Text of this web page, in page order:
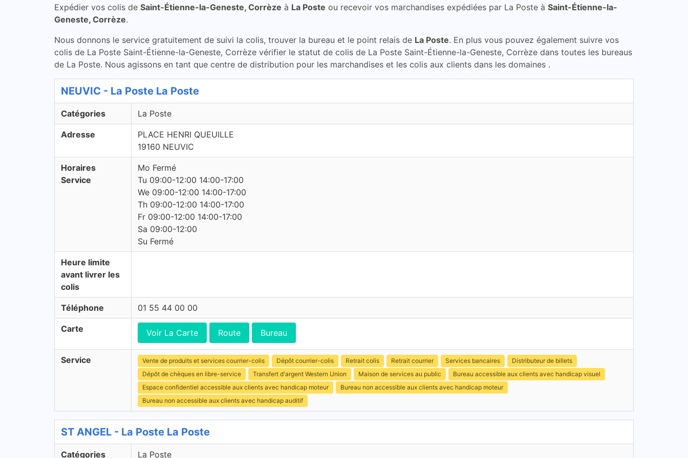
Expédier vos colis de Saint-Étienne-la-Geneste, Corrèze à La Poste ou recevoir vos marchandises expédiées par La Poste à Saint-Étienne-la-
Geneste, Corrèze.
Nous donnons le service gratuitement de suivi la colis, trouver la bureau et le point relais de La Poste. En plus vous pouvez également suivre vos
colis de La Poste Saint-Étienne-la-Geneste, Corrèze vérifier le statut de colis de La Poste Saint-Étienne-la-Geneste, Corrèze dans toutes les bureaus
de La Poste. Nous agissons en tant que centre de distribution pour les marchandises et les colis aux clients dans les domaines .
NEUVIC - La Poste La Poste
Catégories La Poste
Adresse
PLACE HENRI QUEUILLE
19160 NEUVIC
Horaires
Service
Mo Fermé
Tu 09:00-12:00 14:00-17:00
We 09:00-12:00 14:00-17:00
Th 09:00-12:00 14:00-17:00
Fr 09:00-12:00 14:00-17:00
Sa 09:00-12:00
Su Fermé
Heure limite
avant livrer les
colis
Téléphone 01 55 44 00 00
Carte Voir La Carte Route Bureau
Service Vente de produits et services courrier-colis Dépôt courrier-colis Retrait colis Retrait courrier Services bancaires
Distributeur de billets
Dépôt de chèques en libre-service
Transfert d'argent Western Union Maison de services au public
Bureau accessible aux clients avec handicap visuel
Espace confidentiel accessible aux clients avec handicap moteur
Bureau non accessible aux clients avec handicap moteur
Bureau non accessible aux clients avec handicap auditif
ST ANGEL - La Poste La Poste
Catégories La Poste